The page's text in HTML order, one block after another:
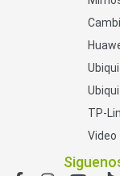
TP-
Video